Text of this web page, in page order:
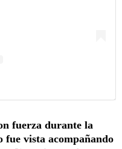
fuerza durante la
fue vista acompañando